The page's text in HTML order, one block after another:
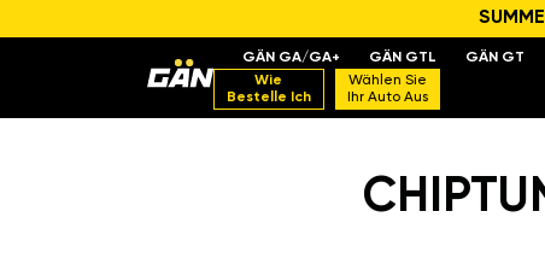
GÄN GA/GA+ GÄN GTL GÄN GT
Wie
Bestelle Ich
Wählen Sie
Ihr Auto Aus